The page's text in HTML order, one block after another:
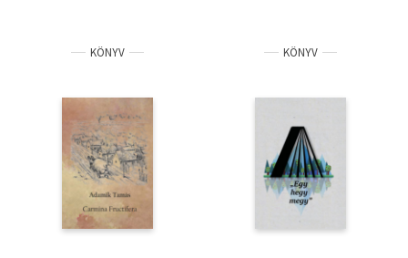
KÖNYV KÖNYV